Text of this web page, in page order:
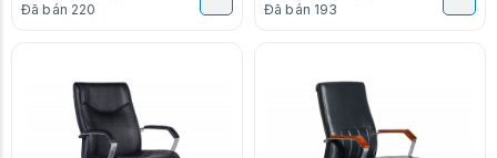
Đã bán 220 Đã bán 193